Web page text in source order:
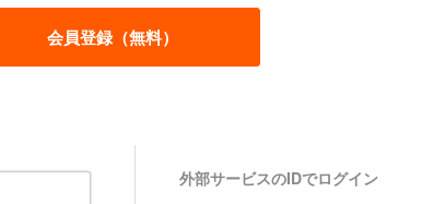
会員登録（無料）
外部サービスのIDでログイン